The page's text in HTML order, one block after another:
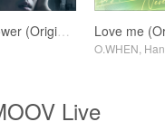
Bloody Flower (Original Soundtrack)
O.WHEN,
Live